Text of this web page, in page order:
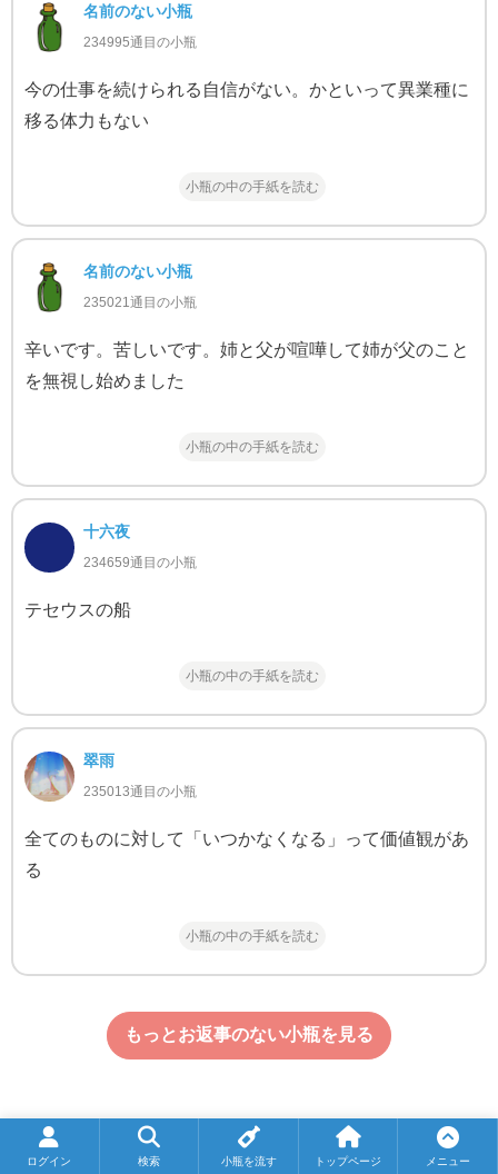
名前のない小瓶
234995通目の小瓶
今の仕事を続けられる自信がない。かといって異業種に
移る体力もない
小瓶の中の手紙を読む
名前のない小瓶
235021通目の小瓶
辛いです。苦しいです。姉と父が喧嘩して姉が父のこと
を無視し始めました
小瓶の中の手紙を読む
十六夜
234659通目の小瓶
テセウスの船
小瓶の中の手紙を読む
翠雨
235013通目の小瓶
全てのものに対して「いつかなくなる」って価値観があ
る
小瓶の中の手紙を読む
もっとお返事のない小瓶を見る
ログイン 検索 小瓶を流す トップページ メニュー